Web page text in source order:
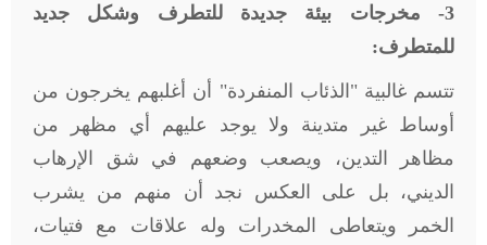
3- مخرجات بيئة جديدة للتطرف وشكل جديد
للمتطرف:
تتسم غالبية "الذئاب المنفردة" أن أغلبهم يخرجون من
أوساط غير متدينة ولا يوجد عليهم أي مظهر من
مظاهر التدين، ويصعب وضعهم في شق الإرهاب
الديني، بل على العكس نجد أن منهم من يشرب
الخمر ويتعاطى المخدرات وله علاقات مع فتيات،